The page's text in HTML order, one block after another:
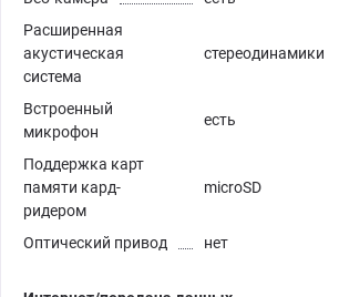
Расширенная
акустическая
система
стереодинамики
Встроенный
микрофон
есть
Поддержка карт
памяти кард-
ридером
microSD
Оптический привод нет